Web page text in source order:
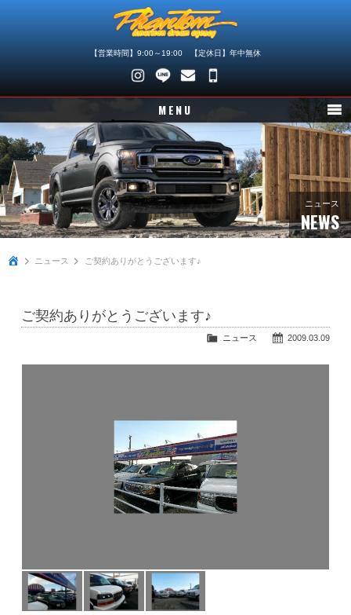
【営業時間】9:00～19:00 【定休日】年中無休
048-
745-
4446
MENU
ニュース
在庫車情報
パーツ情報
メンテナンス
買取査定
会社概要
ニュース
NEWS
ニュース ご契約ありがとうございます♪
ご契約ありがとうございます♪
2009.03.09
ニュース